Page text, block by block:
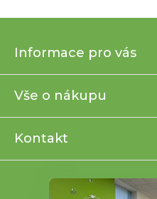
p
t
Informace pro vás
Vše o nákupu
Kontakt